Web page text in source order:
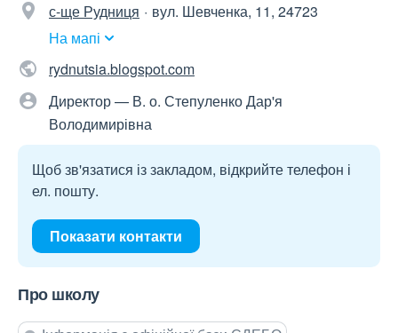
с-ще Рудниця
вул. Шевченка, 11, 24723
На мапі
rydnutsia.blogspot.com
Директор — В. о. Степуленко Дар'я
Володимирівна
Щоб зв'язатися із закладом, відкрийте телефон і
ел. пошту.
Показати контакти
Про школу